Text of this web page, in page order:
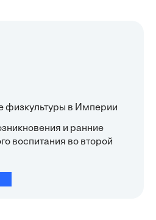
физкультуры в Империи
и ранние
воспитания во второй